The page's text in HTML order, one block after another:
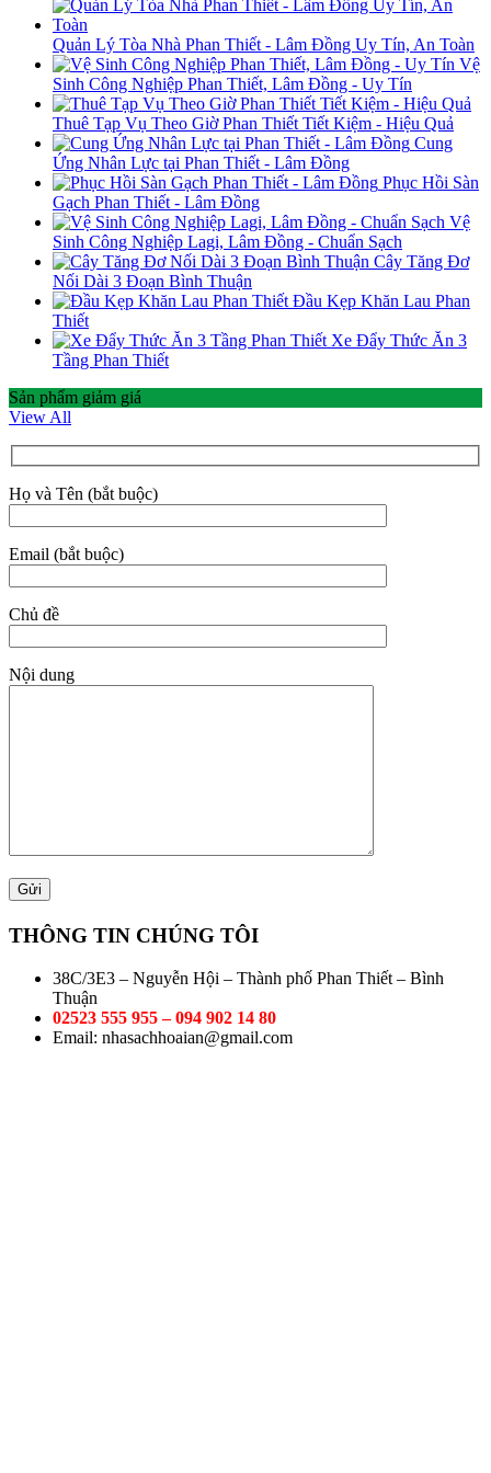
Quản Lý Tòa Nhà Phan Thiết - Lâm Đồng Uy Tín, An Toàn
Vệ
Sinh Công Nghiệp Phan Thiết, Lâm Đồng - Uy Tín
Thuê Tạp Vụ Theo Giờ Phan Thiết Tiết Kiệm - Hiệu Quả
Cung
Ứng Nhân Lực tại Phan Thiết - Lâm Đồng
Phục Hồi Sàn
Gạch Phan Thiết - Lâm Đồng
Vệ
Sinh Công Nghiệp Lagi, Lâm Đồng - Chuẩn Sạch
Cây Tăng Đơ
Nối Dài 3 Đoạn Bình Thuận
Đầu Kẹp Khăn Lau Phan
Thiết
Xe Đẩy Thức Ăn 3
Tầng Phan Thiết
Sản phẩm giảm giá
View All
Họ và Tên (bắt buộc)
Email (bắt buộc)
Chủ đề
Nội dung
THÔNG TIN CHÚNG TÔI
38C/3E3 – Nguyễn Hội – Thành phố Phan Thiết – Bình
Thuận
02523 555 955 – 094 902 14 80
Email: nhasachhoaian@gmail.com